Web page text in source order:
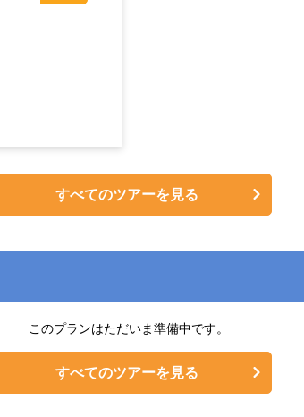
イメージ）※3月
すべてのツアーを見る
このプランはただいま準備中です。
すべてのツアーを見る